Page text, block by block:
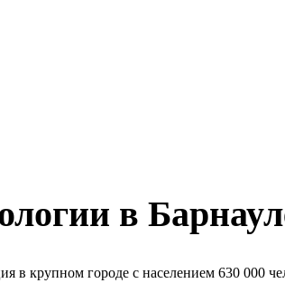
в
крупном городе с населением 630 000